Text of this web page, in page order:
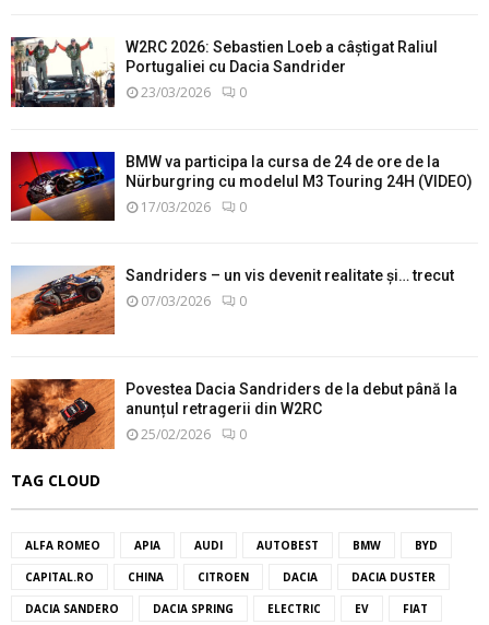
W2RC 2026: Sebastien Loeb a câștigat Raliul
Portugaliei cu Dacia Sandrider
23/03/2026 0
BMW va participa la cursa de 24 de ore de la
Nürburgring cu modelul M3 Touring 24H (VIDEO)
17/03/2026 0
Sandriders – un vis devenit realitate și… trecut
07/03/2026 0
Povestea Dacia Sandriders de la debut până la
anunțul retragerii din W2RC
25/02/2026 0
TAG CLOUD
ALFA ROMEO APIA AUDI AUTOBEST BMW BYD
CAPITAL.RO CHINA CITROEN DACIA DACIA DUSTER
DACIA SANDERO DACIA SPRING ELECTRIC EV FIAT